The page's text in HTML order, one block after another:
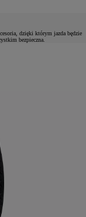
dzięki którym jazda będzie
bezpieczna.